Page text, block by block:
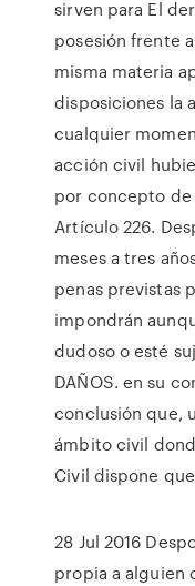
sirven para El
posesión frente
misma materia
disposiciones la
cualquier
acción civil
por concepto
Artículo 226.
meses a tres
penas previstas
impondrán
dudoso o esté
DAÑOS. en su
conclusión que,
ámbito civil
Civil dispone
28 Jul 2016
propia a alguien